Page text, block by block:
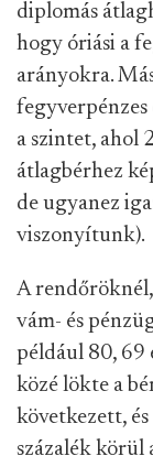
diplomás
hogy óriási a
arányokra.
a szintet, ahol
átlagbérhez
de ugyanez
viszonyítunk).
A
vám- és
például 80, 69
közé lökte a
következett,
százalék körül